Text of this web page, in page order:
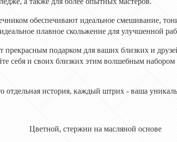
обеспечивают идеальное смешивание,
плавное скольжение для улучшенной
прекрасным подарком для ваших близких и
себя и своих близких этим волшебным
отдельная история, каждый штрих - ваша
стержни на масляной основе